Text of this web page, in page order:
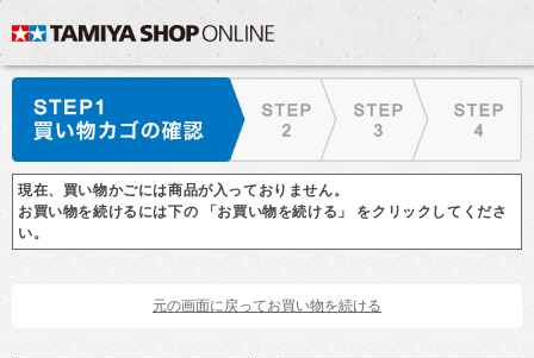
現在、買い物かごには商品が入っておりません。
お買い物を続けるには下の 「お買い物を続ける」 をクリックしてくださ
い。